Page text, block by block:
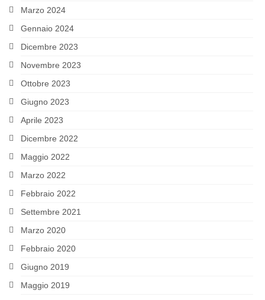
SOURCES AND WEBSITES OF INTEREST
LATIN AMERICA
PROJECTS AND PUBLICATIONS
MATERIALS
Politica del Messico
EVENTS
Incontri diplomatici calendario Marzo 2022
conflicto en Colombia, siglos XIX-XX”
Marzo 2024
Gennaio 2024
Dicembre 2023
Novembre 2023
Ottobre 2023
Giugno 2023
Aprile 2023
Dicembre 2022
Maggio 2022
Marzo 2022
Febbraio 2022
Settembre 2021
Marzo 2020
Febbraio 2020
Giugno 2019
Maggio 2019